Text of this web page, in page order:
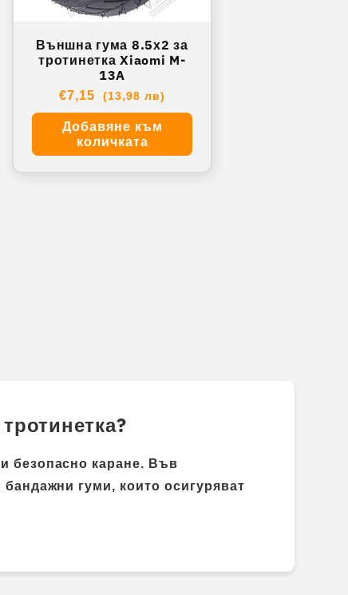
Външна гума 8.5х2 за
тротинетка Xiaomi M-
13A
Обичайна
цена
€7,15 (13,98 лв)
Добавяне към
количката
безопасно каране. Във
гуми, които осигуряват